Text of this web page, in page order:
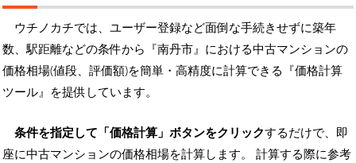
ウチノカチでは、ユーザー登録など面倒な手続きせずに築年
数、駅距離などの条件から『南丹市』における中古マンションの
価格相場(値段、評価額)を簡単・高精度に計算できる『価格計算
ツール』を提供しています。
条件を指定して「価格計算」ボタンをクリックするだけで、即
座に中古マンションの価格相場を計算します。 計算する際に参考